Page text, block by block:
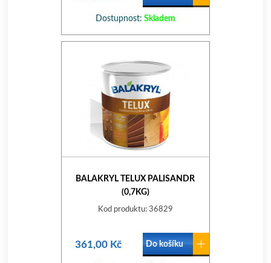
Dostupnost: Skladem
BALAKRYL TELUX PALISANDR
(0,7KG)
Kod produktu: 36829
361,00 Kč Do košíku